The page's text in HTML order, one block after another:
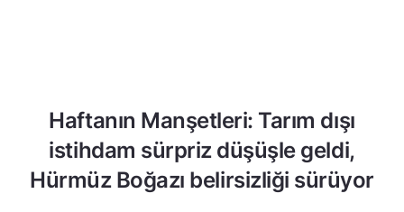
Haftanın Manşetleri: Tarım dışı
istihdam sürpriz düşüşle geldi,
Hürmüz Boğazı belirsizliği sürüyor